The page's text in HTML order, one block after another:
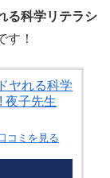
る科学リテラシ
す！
ヤれる科学
夜子先生
コミを見る